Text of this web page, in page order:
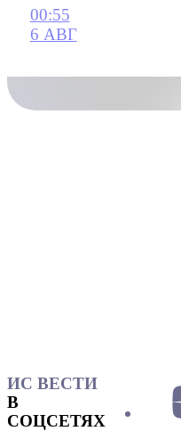
00:55
6 АВГ
ИС ВЕСТИ
В
СОЦСЕТЯХ